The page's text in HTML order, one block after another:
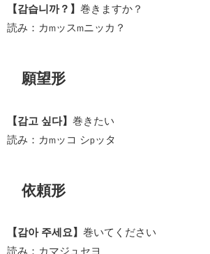
【감습니까？】 巻きますか？
読み：カmッスmニッカ？
願望形
【감고 싶다】 巻きたい
読み：カmッコ シpッタ
依頼形
【감아 주세요】 巻いてください
読み：カマジュセヨ